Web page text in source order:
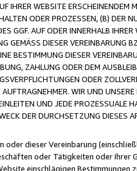
WEBSITE ERSCHEINENDEM
ODER PROZESSEN, (B) DER
GGF. AUF ODER INNERHALB
DIESER VEREINBARUNG
BESTIMMUNG DIESER
ZAHLUNG ODER DEM
ODER
WIR UND
UND JEDE PROZESSUALE
DER DURCHSETZUNG DIESES
dieser Vereinbarung
oder Tätigkeiten oder Ihrer
einschlägigen Bestimmungen